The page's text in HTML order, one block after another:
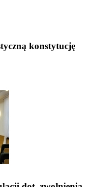
konstytucję